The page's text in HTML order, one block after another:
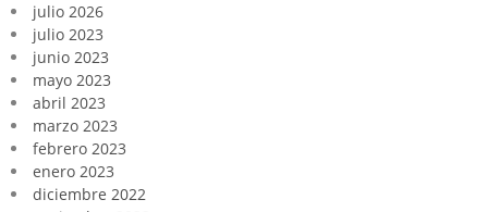
julio 2026
julio 2023
junio 2023
mayo 2023
abril 2023
marzo 2023
febrero 2023
enero 2023
diciembre 2022